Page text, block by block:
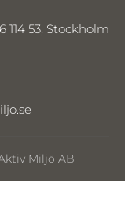
114 53, Stockholm
Miljö AB